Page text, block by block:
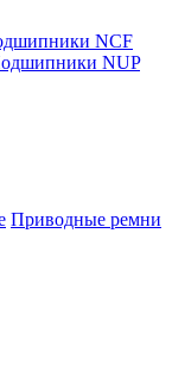
NCF
NUP
Приводные ремни